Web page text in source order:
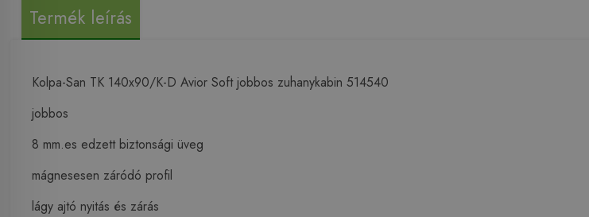
Termék leírás
Kolpa-San TK 140x90/K-D Avior Soft jobbos zuhanykabin 514540
jobbos
8 mm.es edzett biztonsági üveg
mágnesesen záródó profil
lágy ajtó nyitás és zárás